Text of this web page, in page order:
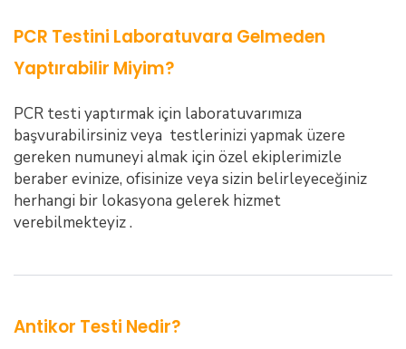
PCR Testini Laboratuvara Gelmeden
Yaptırabilir Miyim?
PCR testi yaptırmak için laboratuvarımıza
başvurabilirsiniz veya testlerinizi yapmak üzere
gereken numuneyi almak için özel ekiplerimizle
beraber evinize, ofisinize veya sizin belirleyeceğiniz
herhangi bir lokasyona gelerek hizmet
verebilmekteyiz .
Antikor Testi Nedir?